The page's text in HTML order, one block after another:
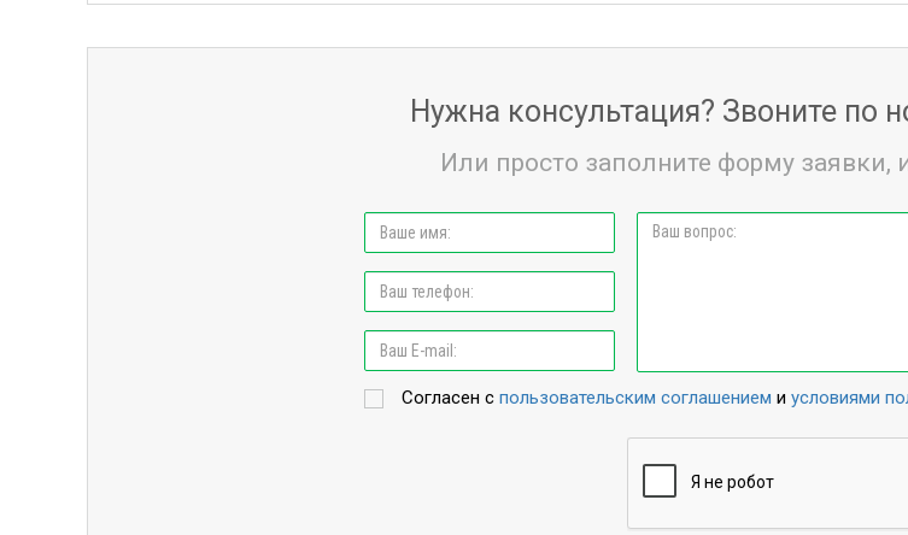
Нужна консультация? Звоните по
Или просто заполните форму
Согласен с пользовательским соглашением и условиями